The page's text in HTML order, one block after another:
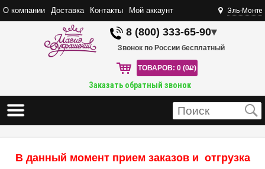
О компании Доставка Контакты Мой аккаунт Эль-Монте
8 (800) 333-65-90▾
Звонок по России бесплатный
ТОВАРОВ: 0 (0R)
Заказать обратный звонок
В данный момент прием заказов и отгрузка